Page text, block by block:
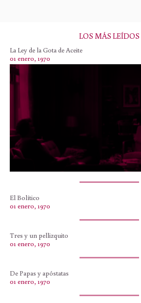
LOS MÁS LEÍDOS
La Ley de la Gota de Aceite
01 enero, 1970
El Bolítico
01 enero, 1970
Tres y un pellizquito
01 enero, 1970
De Papas y apóstatas
01 enero, 1970